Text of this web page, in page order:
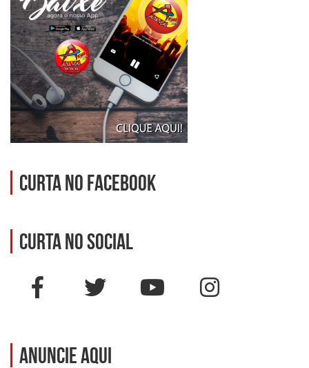
Curta no Facebook
Curta no social
ANUNCIE AQUI